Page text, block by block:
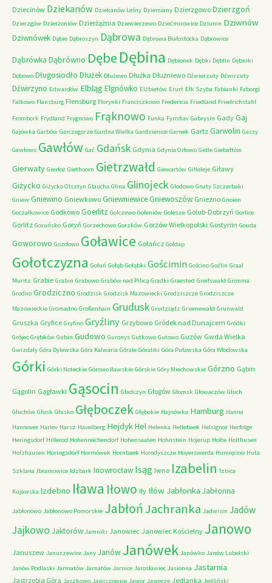
Dziecinów Dziekanów Dziekanów Leśny Dziemiany Dzierzgowo Dzierzgoń
Dzierzgów Dzierżoniów Dzierżążnia Dziewierzewo Dziećmirowice Dziunin Dziwnów
Dziwnówek Dąbie Dąbroszyn Dąbrowa Dąbrowa Białostocka Dąbrowice
Dąbrówka Dąbrówno Dębe Dębina Dębionek Dębki Dęblin Dębniki
Dębowo Długosiodło Dłużek Dłużewo Dłużka Dłużniewo Dźwierzuty Dźwirzuty
Dźwirzyno Edwardów Elbląg Elgnówko Elżbietów Erurt Ełk Szyba Fabianki Faborgi
Falkowo Flansburg Flensburg Florynki Franciszkowo Fredericia Friedland Friedrichstahl
Frombork Frydland Frygnowo Frąknowo Funka Fynshav Gabrysin Gady Gaj
Gajówka Garbów Garczegorze Gardna Wielka Gardzienice Garnek Gartz Garwolin Gassy
Gawłowo Gawłów Gać Gdańsk Gdynia Gdynia Orłowo Gidle Giebałtów
Gierwaty Gierłoż Giethoorn Gietrzwałd Giewartów Gilleleje Giławy
Giżycko Giżycko Olsztyn Glaucha Glina Glinojeck Glodowo Gnaty Szczerbaki
Gniew Gniewino Gniewkowo GniewniewiceGniewoszów Gniezno Gnoien
Goczałkowice Godkowo Goerlitz Golczewo Goleniów Golesze Golub-Dobrzyń Gorlice
Gorlitz Goruńsko Goryń Gorzechowo Gorzków Gorzów Wielkopolski Gostynin Gouda
Goworowo Gozdowo Goławice Gołańcz Gołdap
Gołotczyzna Gołuń Gołąb Gołąbki Gościmin Gościno Goźlin Graal
Muritz Grabie Grabin Grabowo Grabów nad Pilicą Gradki Graested Greifswald Grimma
Grodno Grodziczno Grodzisk Grodzisk Mazowiecki Grodziszcze Grodziszcze
Mazowieckie Gromadno Großenhain Grudusk Grudziądz Gruenewald Grunwald
Gruszka Gryfice Gryfino Gryźliny Grzybowo Gródek nad Dunajcem Gródki
Grójec Grębków Gubin Gudowo Guronys Gutkowo Gutowo Guzów Gwda Wielka
Gwizdały Góra Dylewska Góra Kalwaria Górale Góraliki Góra Puławska Góra Włodowska
Górki Górki Noteckie Górowo Iławskie Górskie Góry Miechowskie Górzno Gąbin
Gągolin Gągławki Gąsocin Gładczyn Głogów Głomsk Głowaczów Głuch
Głuchów Głusk Głusko Głęboczek Głębokie Hajnówka Hamburg Hanna
Hannover Harlev Harsz Havelberg HejdykHel Helenka Hellebaek Helsignor Herfolge
Heringsdorf Hillerod Hohenreichendorf Hohensaaten Hohnstein Hojerup Holte Holthusen
Holzhausen Horingsdorf Hormówek Hornbaek Horodyszcze Hoyerswerda Humięcino Huta
Szklana Ibramowice Idzbark Inowrocław Isąg Iwno Izabelin Izbica
Kujawska Izdebno Iława Iłowo Iły Iłów Jabłonka Jabłonna
Jabłonowo Jabłonowo Pomorskie JabłońJachranka Jadwisin Jadów
Jajkowo Jaktorów Jamniki Janowiec Janowiec Kościelny Janowo
Januszew Januszewice Jany Janów Janówek Janówko Janów Lubelski
Janów Podlaski Jarmatów Jarnatów Jarnice Jarosławiec Jasionna Jastarnia
Jastrzębia Góra Jaszkowo Jawiszowice Jawor Jaworze Jedlanka Jedliński